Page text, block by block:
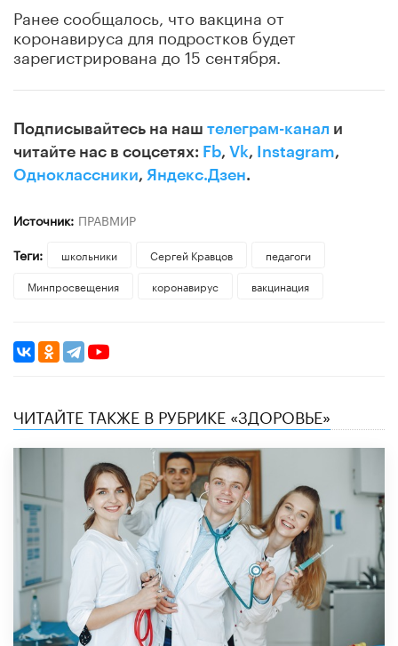
Ранее cообщалось, что вакцина от
коронавируса для подростков будет
зарегистрирована до 15 сентября.
Подписывайтесь на наш телеграм-канал и
читайте нас в соцсетях: Fb, Vk, Instagram,
Одноклассники, Яндекс.Дзен.
Источник: ПРАВМИР
Теги:
школьники Сергей Кравцов
педагоги
Минпросвещения
коронавирус вакцинация
ЧИТАЙТЕ ТАКЖЕ В РУБРИКЕ «ЗДОРОВЬЕ»